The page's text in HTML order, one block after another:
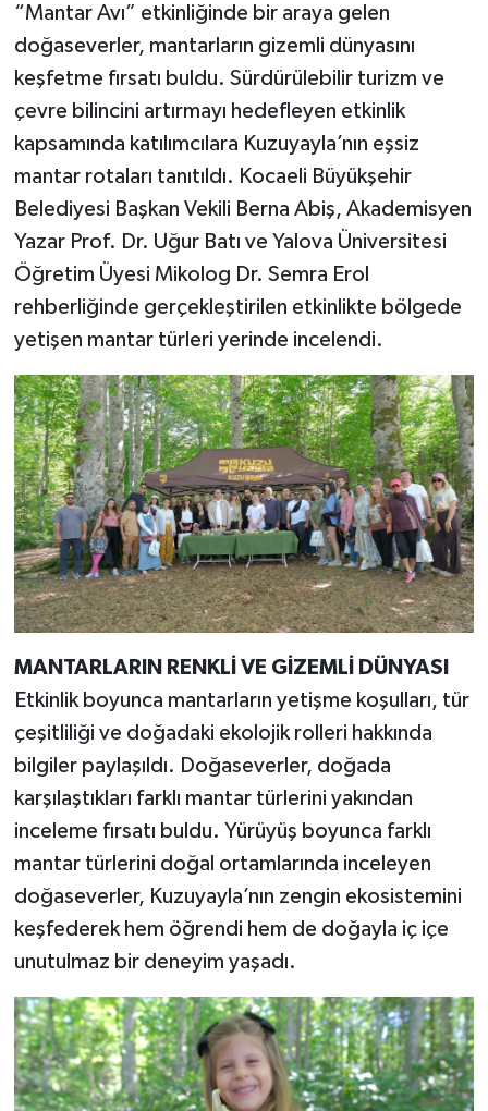
“Mantar Avı” etkinliğinde bir araya gelen
doğaseverler, mantarların gizemli dünyasını
keşfetme fırsatı buldu. Sürdürülebilir turizm ve
çevre bilincini artırmayı hedefleyen etkinlik
kapsamında katılımcılara Kuzuyayla’nın eşsiz
mantar rotaları tanıtıldı. Kocaeli Büyükşehir
Belediyesi Başkan Vekili Berna Abiş, Akademisyen
Yazar Prof. Dr. Uğur Batı ve Yalova Üniversitesi
Öğretim Üyesi Mikolog Dr. Semra Erol
rehberliğinde gerçekleştirilen etkinlikte bölgede
yetişen mantar türleri yerinde incelendi.
MANTARLARIN RENKLİ VE GİZEMLİ DÜNYASI
Etkinlik boyunca mantarların yetişme koşulları, tür
çeşitliliği ve doğadaki ekolojik rolleri hakkında
bilgiler paylaşıldı. Doğaseverler, doğada
karşılaştıkları farklı mantar türlerini yakından
inceleme fırsatı buldu. Yürüyüş boyunca farklı
mantar türlerini doğal ortamlarında inceleyen
doğaseverler, Kuzuyayla’nın zengin ekosistemini
keşfederek hem öğrendi hem de doğayla iç içe
unutulmaz bir deneyim yaşadı.